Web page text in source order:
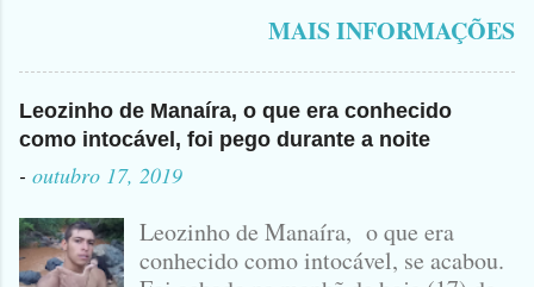
vulgo ( CORRÓ ) falou como tudo aconteceu ...
MAIS INFORMAÇÕES
Leozinho de Manaíra, o que era conhecido
como intocável, foi pego durante a noite
- outubro 17, 2019
Leozinho de Manaíra, o que era
conhecido como intocável, se acabou.